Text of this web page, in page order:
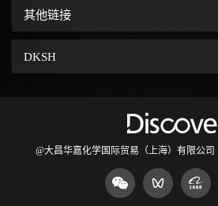
其他链接
DKSH
@大昌华嘉化学国际贸易（上海）有限公司